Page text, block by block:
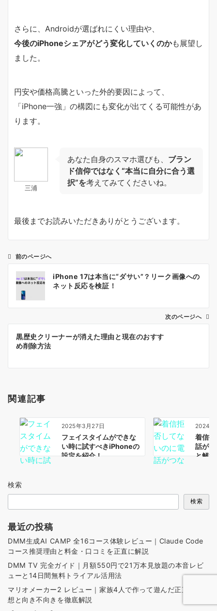
さらに、Androidが選ばれにくい理由や、
今後のiPhoneシェアがどう変化していくのかも展望し
ました。
円安や価格高騰といった外的要因によって、
「iPhone一強」の構図にも変化が出てくる可能性があ
ります。
三浦
あなた自身のスマホ選びも、 ブラン
ド信仰ではなく“本当に自分に合う選
択”を考えてみてくださいね。
最後までお読みいただきありがとうございます。
ン
前のページへ
iPhone 17は本当に“ダサい”？リーク画像への
ネット反応を検証！
次のページへ
黒歴史クリーナーが消えた理由と現在のおすす
め削除方法
関連記事
2025年3月27日
フェイスタイムができな
い時に試すべきiPhoneの
設定を紹介！
2024年
着信
話が
と解
検索
検索
最近の投稿
DMM生成AI CAMP 全16コース体験レビュー｜Claude Code
コース推奨理由と料金・口コミを正直に解説
DMM TV 完全ガイド｜月額550円で21万本見放題の本音レビ
ューと14日間無料トライアル活用法
マリオメーカー2 レビュー｜家族4人で作って遊んだ正直な感
想と向き不向きを徹底解説